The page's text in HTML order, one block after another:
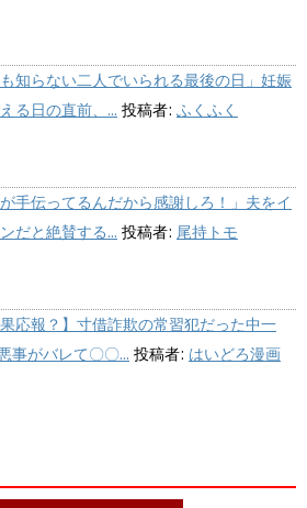
も知らない二人でいられる最後の日」妊娠
る日の直前、... 投稿者: ふくふく
が手伝ってるんだから感謝しろ！」夫をイ
だと絶賛する... 投稿者: 尾持トモ
果応報？】寸借詐欺の常習犯だった中一
事がバレて〇〇... 投稿者: はいどろ漫画